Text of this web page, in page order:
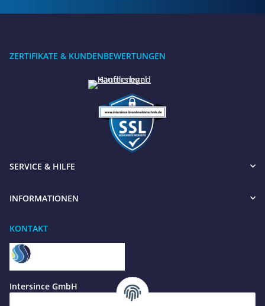
Wir sind gerne für Sie da
Jetzt anrufen
+49 8679 984969 - 0
werktags Mo–Fr 8:30–17:00 Uhr
ZERTIFIKATE & KUNDENBEWERTUNGEN
SERVICE & HILFE
INFORMATIONEN
KONTAKT
Intersince GmbH